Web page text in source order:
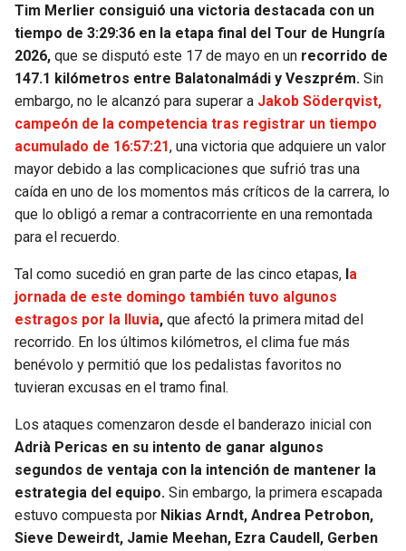
CARDINALS
RAMS
49ERS
SEAHAWKS
BEARS
LIONS
PACKERS
VIKINGS
FALCONS
PANTHERS
SAINTS
BUCCANEERS
MAVERICKS
ROCKETS
GRIZZLIES
PELICANS
SPURS
NUGGETS
TIMBERWOLVES
THUNDER
TRAIL BLAZERS
JAZZ
Tim Merlier consiguió una victoria destacada con un
tiempo de 3:29:36 en la etapa final del Tour de Hungría
2026, que se disputó este 17 de mayo en un recorrido de
147.1 kilómetros entre Balatonalmádi y Veszprém. Sin
embargo, no le alcanzó para superar a Jakob Söderqvist,
campeón de la competencia tras registrar un tiempo
acumulado de 16:57:21, una victoria que adquiere un valor
mayor debido a las complicaciones que sufrió tras una
caída en uno de los momentos más críticos de la carrera, lo
que lo obligó a remar a contracorriente en una remontada
para el recuerdo.
Tal como sucedió en gran parte de las cinco etapas, a
jornada de este domingo también tuvo algunos
estragos por la lluvia, que afectó la primera mitad del
recorrido. En los últimos kilómetros, el clima fue más
benévolo y permitió que los pedalistas favoritos no
tuvieran excusas en el tramo final.
Los ataques comenzaron desde el banderazo inicial con
Adrià Pericas en su intento de ganar algunos
segundos de ventaja con la intención de mantener la
estrategia del equipo. Sin embargo, la primera escapada
estuvo compuesta por Nikias Arndt, Andrea Petrobon,
Sieve Deweirdt, Jamie Meehan, Ezra Caudell, Gerben